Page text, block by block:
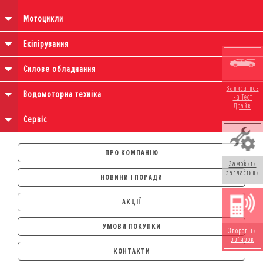
Мотоцикли
Екіпірування
Силове обладнання
Водомоторна техніка
Сервіс
ПРО КОМПАНІЮ
НОВИНИ І ПОРАДИ
АКЦІЇ
УМОВИ ПОКУПКИ
АВТОМОБІЛІ
ЛІЗИНГ
КОНТАКТИ
Записатись
на Тест
Драйв
Замовити
запчастини
Зворотній
зв'язок